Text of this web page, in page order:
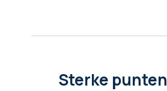
Sterke punten